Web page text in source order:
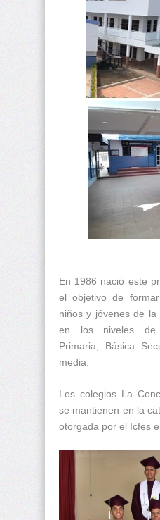
En 1986 nació este
el objetivo de
niños y jóvenes de la
en los niveles de
Primaria, Básica
media.
Los colegios La
se mantienen en la
otorgada por el Icfes